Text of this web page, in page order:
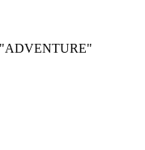
"ADVENTURE"